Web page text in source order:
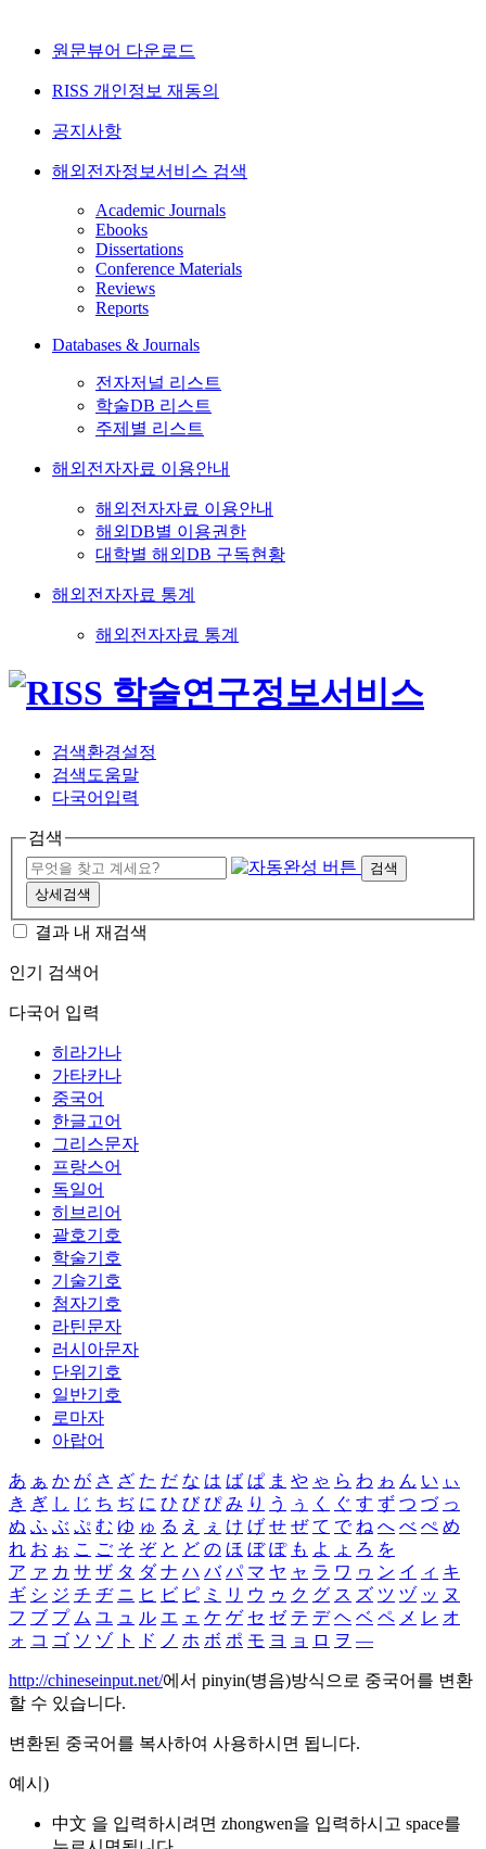
원문뷰어 다운로드
RISS 개인정보 재동의
공지사항
해외전자정보서비스 검색
Academic Journals
Ebooks
Dissertations
Conference Materials
Reviews
Reports
Databases & Journals
전자저널 리스트
학술DB 리스트
주제별 리스트
해외전자자료 이용안내
해외전자자료 이용안내
해외DB별 이용권한
대학별 해외DB 구독현황
해외전자자료 통계
해외전자자료 통계
검색환경설정
검색도움말
다국어입력
검색
검색
상세검색
결과 내 재검색
인기 검색어
다국어 입력
히라가나
가타카나
중국어
한글고어
그리스문자
프랑스어
독일어
히브리어
괄호기호
학술기호
기술기호
첨자기호
라틴문자
러시아문자
단위기호
일반기호
로마자
아랍어
あ ぁ か が さ ざ た だ な は ば ぱ ま や ゃ ら わ ゎ ん い ぃ
き ぎ し じ ち ぢ に ひ び ぴ み り う ぅ く ぐ す ず つ づ っ
ぬ ふ ぶ ぷ む ゆ ゅ る え ぇ け げ せ ぜ て で ね へ べ ぺ め
れ お ぉ こ ご そ ぞ と ど の ほ ぼ ぽ も よ ょ ろ を
ア ァ カ サ ザ タ ダ ナ ハ バ パ マ ヤ ャ ラ ワ ヮ ン イ ィ キ
ギ シ ジ チ ヂ ニ ヒ ビ ピ ミ リ ウ ゥ ク グ ス ズ ツ ヅ ッ ヌ
フ ブ プ ム ユ ュ ル エ ェ ケ ゲ セ ゼ テ デ ヘ ベ ペ メ レ オ
ォ コ ゴ ソ ゾ ト ド ノ ホ ボ ポ モ ヨ ョ ロ ヲ ―
http://chineseinput.net/에서 pinyin(병음)방식으로 중국어를 변환
할 수 있습니다.
변환된 중국어를 복사하여 사용하시면 됩니다.
예시)
中文 을 입력하시려면 zhongwen을 입력하시고 space를